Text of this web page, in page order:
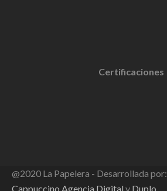
Certificaciones
@2020 La Papelera - Desarrollada por:
Cappuccino Agencia Digital y Duplo